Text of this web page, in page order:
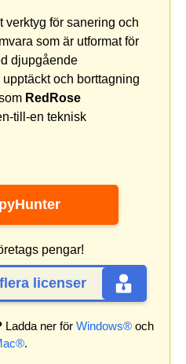
verktyg för sanering och
som är utformat för
djupgående
och borttagning
RedRose
till-en teknisk
pengar!
licenser
Ladda ner för Windows® och
.